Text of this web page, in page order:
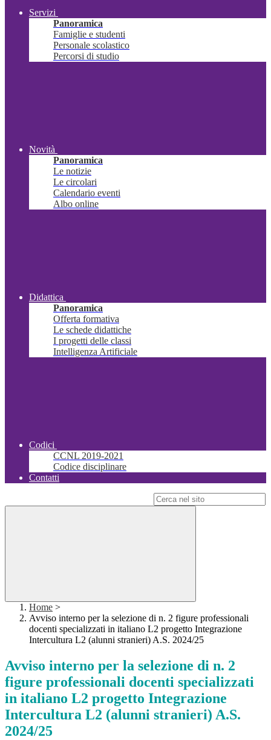
Servizi
Panoramica
Famiglie e studenti
Personale scolastico
Percorsi di studio
Novità
Panoramica
Le notizie
Le circolari
Calendario eventi
Albo online
Didattica
Panoramica
Offerta formativa
Le schede didattiche
I progetti delle classi
Intelligenza Artificiale
Codici
CCNL 2019-2021
Codice disciplinare
Contatti
Home >
Avviso interno per la selezione di n. 2 figure professionali
docenti specializzati in italiano L2 progetto Integrazione
Intercultura L2 (alunni stranieri) A.S. 2024/25
Avviso interno per la selezione di n. 2
figure professionali docenti specializzati
in italiano L2 progetto Integrazione
Intercultura L2 (alunni stranieri) A.S.
2024/25